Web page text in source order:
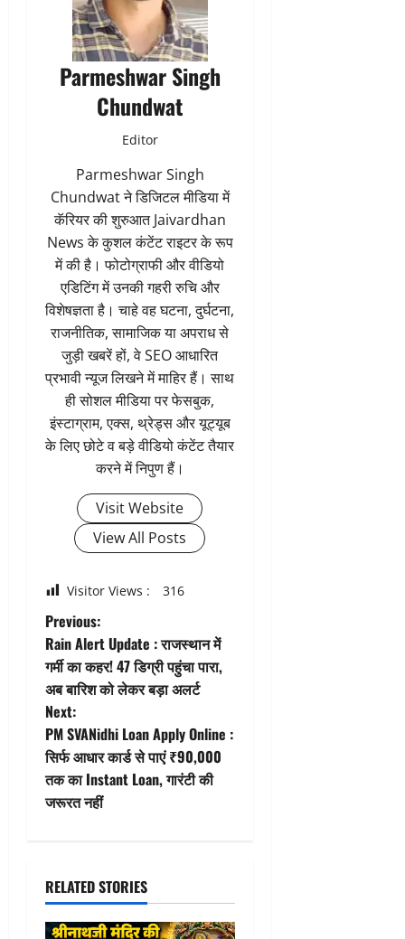
Parmeshwar Singh
Chundwat
Editor
Parmeshwar Singh
Chundwat ने डिजिटल मीडिया में
कॅरियर की शुरुआत Jaivardhan
News के कुशल कंटेंट राइटर के रूप
में की है। फोटोग्राफी और वीडियो
एडिटिंग में उनकी गहरी रुचि और
विशेषज्ञता है। चाहे वह घटना, दुर्घटना,
राजनीतिक, सामाजिक या अपराध से
जुड़ी खबरें हों, वे SEO आधारित
प्रभावी न्यूज लिखने में माहिर हैं। साथ
ही सोशल मीडिया पर फेसबुक,
इंस्टाग्राम, एक्स, थ्रेड्स और यूट्यूब
के लिए छोटे व बड़े वीडियो कंटेंट तैयार
करने में निपुण हैं।
Visit Website
View All Posts
Visitor Views : 316
P
o
s
t
n
a
i
Previous:
Rain Alert Update : राजस्थान में
गर्मी का कहर! 47 डिग्री पहुंचा पारा,
अब बारिश को लेकर बड़ा अलर्ट
Next:
PM SVANidhi Loan Apply Online :
सिर्फ आधार कार्ड से पाएं ₹90,000
तक का Instant Loan, गारंटी की
जरूरत नहीं
RELATED STORIES